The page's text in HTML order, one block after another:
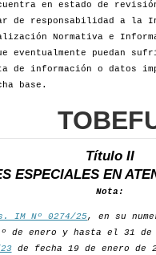
en estado de
de responsabilidad a la
Normativa e
puedan
información o datos
base.
Título II
ESPECIALES EN
Nota:
IM Nº 0274/25, en su
enero y hasta el 31 de
de fecha 19 de enero de